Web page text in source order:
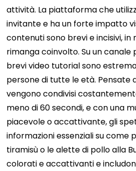
attività. La piattaforma che
invitante e ha un forte impatto
contenuti sono brevi e incisivi,
rimanga coinvolto. Su un canale
brevi video tutorial sono
persone di tutte le età. Pensate
vengono condivisi
meno di 60 secondi, e con una
piacevole o accattivante, gli
informazioni essenziali su come
tiramisù o le alette di pollo alla
colorati e accattivanti e